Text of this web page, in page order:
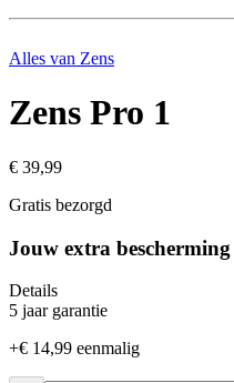
Alles van Zens
Zens Pro 1
€ 39,99
Gratis bezorgd
Jouw extra bescherming
Details
5 jaar garantie
+€ 14,99 eenmalig